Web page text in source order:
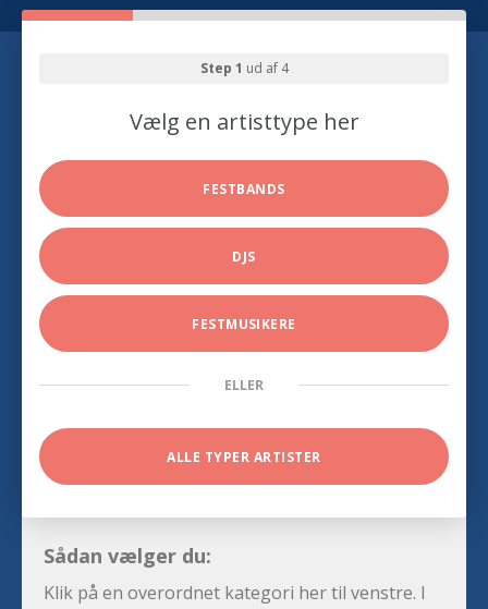
Step 1 ud af 4
Vælg en artisttype her
FESTBANDS
DJS
FESTMUSIKERE
ELLER
ALLE TYPER ARTISTER
Sådan vælger du:
Klik på en overordnet kategori her til venstre. I